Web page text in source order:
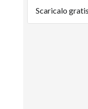
Scaricalo